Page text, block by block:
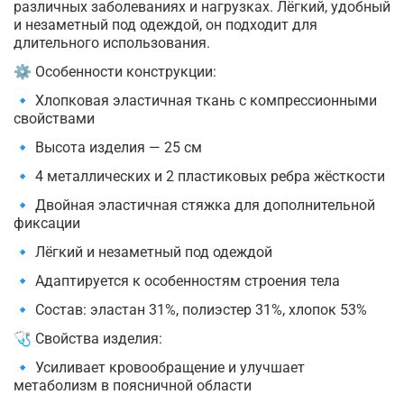
различных заболеваниях и нагрузках. Лёгкий, удобный
и незаметный под одеждой, он подходит для
длительного использования.
⚙ Особенности конструкции:
🔹 Хлопковая эластичная ткань с компрессионными
свойствами
🔹 Высота изделия — 25 см
🔹 4 металлических и 2 пластиковых ребра жёсткости
🔹 Двойная эластичная стяжка для дополнительной
фиксации
🔹 Лёгкий и незаметный под одеждой
🔹 Адаптируется к особенностям строения тела
🔹 Состав: эластан 31%, полиэстер 31%, хлопок 53%
🩺 Свойства изделия:
🔹 Усиливает кровообращение и улучшает
метаболизм в поясничной области